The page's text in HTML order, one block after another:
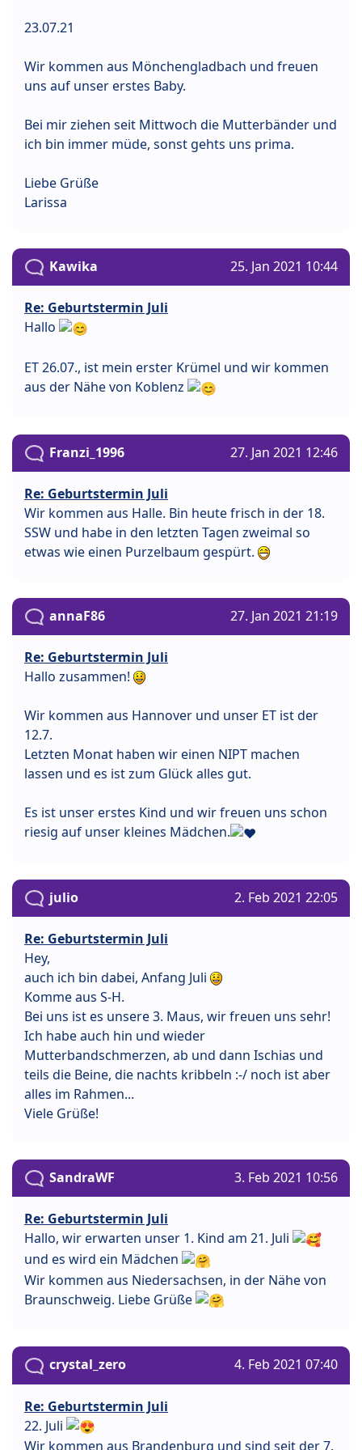
23.07.21
Wir kommen aus Mönchengladbach und freuen
uns auf unser erstes Baby.
Bei mir ziehen seit Mittwoch die Mutterbänder und
ich bin immer müde, sonst gehts uns prima.
Liebe Grüße
Larissa
Kawika 25. Jan 2021 10:44
Re: Geburtstermin Juli
Hallo
ET 26.07., ist mein erster Krümel und wir kommen
aus der Nähe von Koblenz
Franzi_1996 27. Jan 2021 12:46
Re: Geburtstermin Juli
Wir kommen aus Halle. Bin heute frisch in der 18.
SSW und habe in den letzten Tagen zweimal so
etwas wie einen Purzelbaum gespürt.
annaF86 27. Jan 2021 21:19
Re: Geburtstermin Juli
Hallo zusammen!
Wir kommen aus Hannover und unser ET ist der
12.7.
Letzten Monat haben wir einen NIPT machen
lassen und es ist zum Glück alles gut.
Es ist unser erstes Kind und wir freuen uns schon
riesig auf unser kleines Mädchen.
julio 2. Feb 2021 22:05
Re: Geburtstermin Juli
Hey,
auch ich bin dabei, Anfang Juli
Komme aus S-H.
Bei uns ist es unsere 3. Maus, wir freuen uns sehr!
Ich habe auch hin und wieder
Mutterbandschmerzen, ab und dann Ischias und
teils die Beine, die nachts kribbeln :-/ noch ist aber
alles im Rahmen...
Viele Grüße!
SandraWF 3. Feb 2021 10:56
Re: Geburtstermin Juli
Hallo, wir erwarten unser 1. Kind am 21. Juli
und es wird ein Mädchen
Wir kommen aus Niedersachsen, in der Nähe von
Braunschweig. Liebe Grüße
crystal_zero 4. Feb 2021 07:40
Re: Geburtstermin Juli
22. Juli
Wir kommen aus Brandenburg und sind seit der 7.